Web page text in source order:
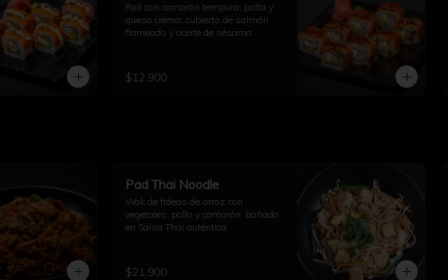
Roll con camarón tempura, palta y
queso crema, cubierto de salmón
flameado y aceite de sésamo.
$12.900
Pad Thai Noodle
Wok de fideos de arroz con
vegetales, pollo y camarón, bañado
en Salsa Thai auténtica.
$21.900